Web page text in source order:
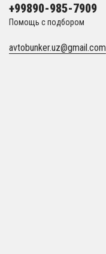
+99890-985-7909
Помощь с подбором
avtobunker.uz@gmail.com